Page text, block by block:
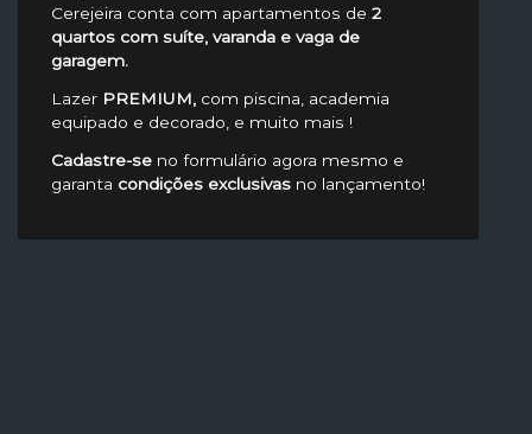
Cerejeira conta com apartamentos de 2
quartos com suíte, varanda e vaga de
garagem.
Lazer PREMIUM, com piscina, academia
equipado e decorado, e muito mais !
Cadastre-se no formulário agora mesmo e
garanta condições exclusivas no lançamento!